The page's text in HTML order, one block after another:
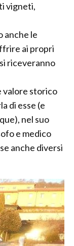
vigneti,
anche le
ai propri
riceveranno
valore storico
di esse (e
nel suo
e medico
anche diversi